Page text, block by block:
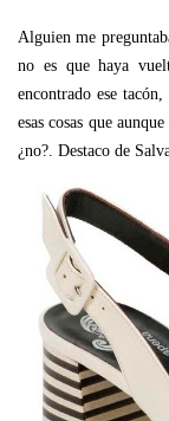
Alguien me
no es que haya
encontrado ese
esas cosas que
¿no?. Destaco de